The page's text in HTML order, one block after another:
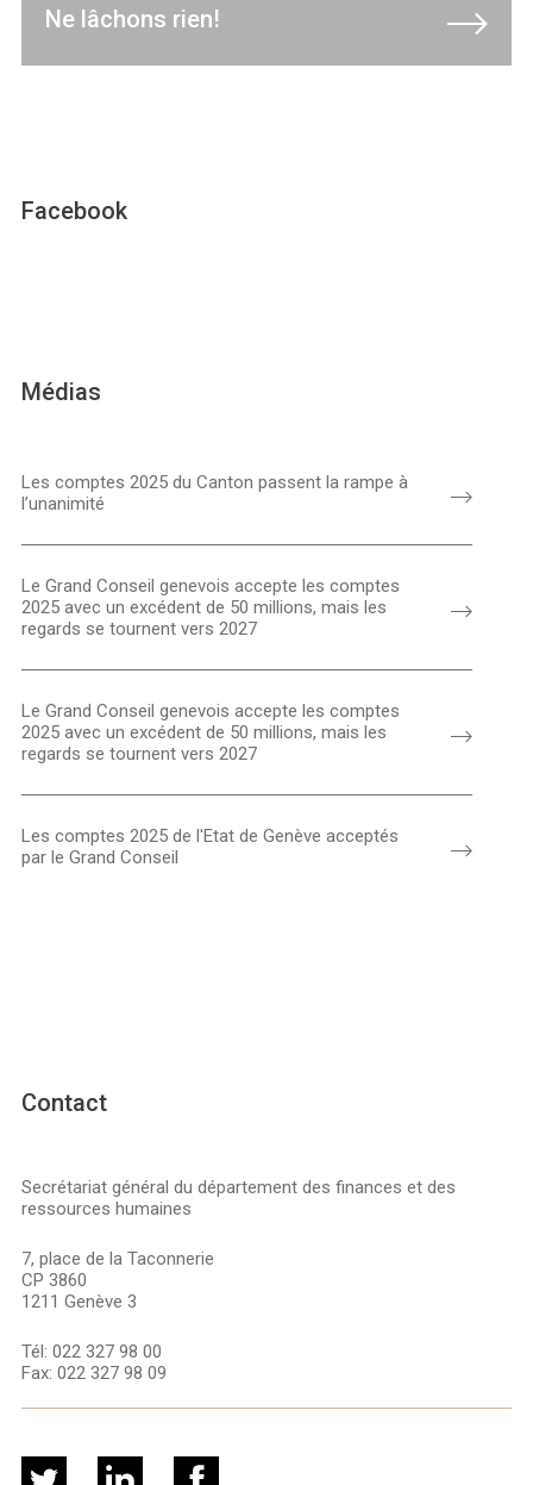
Ne lâchons rien!
Facebook
Médias
Les comptes 2025 du Canton passent la rampe à
l’unanimité
Le Grand Conseil genevois accepte les comptes
2025 avec un excédent de 50 millions, mais les
regards se tournent vers 2027
Le Grand Conseil genevois accepte les comptes
2025 avec un excédent de 50 millions, mais les
regards se tournent vers 2027
Les comptes 2025 de l'Etat de Genève acceptés
par le Grand Conseil
Contact
Secrétariat général du département des finances et des
ressources humaines
7, place de la Taconnerie
CP 3860
1211 Genève 3
Tél: 022 327 98 00
Fax: 022 327 98 09